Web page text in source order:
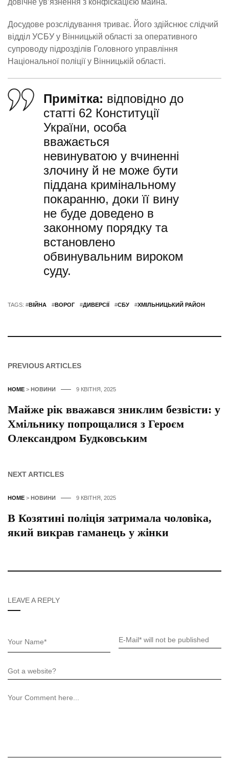
Досудове розслідування триває. Його здійснює слідчий
відділ УСБУ у Вінницькій області за оперативного
супроводу підрозділів Головного управління
Національної поліції у Вінницькій області.
Примітка: відповідно до
статті 62 Конституції
України, особа
вважається
невинуватою у вчиненні
злочину й не може бути
піддана кримінальному
покаранню, доки її вину
не буде доведено в
законному порядку та
встановлено
обвинувальним вироком
суду.
TAGS: #ВІЙНА #ВОРОГ #ДИВЕРСІЇ #СБУ #ХМІЛЬНИЦЬКИЙ РАЙОН
PREVIOUS ARTICLES
HOME > НОВИНИ 9 КВІТНЯ, 2025
Майже рік вважався зниклим безвісти: у
Хмільнику попрощалися з Героєм
Олександром Будковським
NEXT ARTICLES
HOME > НОВИНИ 9 КВІТНЯ, 2025
В Козятині поліція затримала чоловіка,
який викрав гаманець у жінки
LEAVE A REPLY